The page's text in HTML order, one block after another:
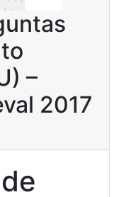
–
2017